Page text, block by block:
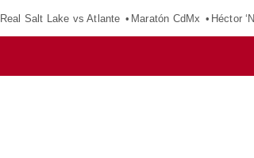
Real Salt Lake vs Atlante Maratón CdMx Héctor